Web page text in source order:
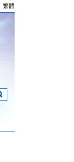
繁體